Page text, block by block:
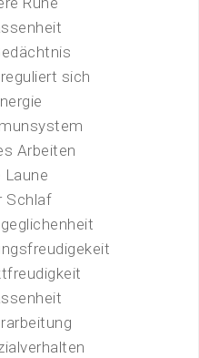
sich
Arbeiten
Laune
Schlaf